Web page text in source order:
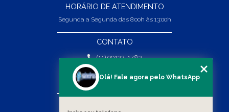
HORÁRIO DE ATENDIMENTO
Segunda a Segunda das 8:00h às 13:00h
CONTATO
(11) 99132-1783
(11) 99132-1783
vendas@abpaineiras.com.br
Olá! Fale agora pelo WhatsApp